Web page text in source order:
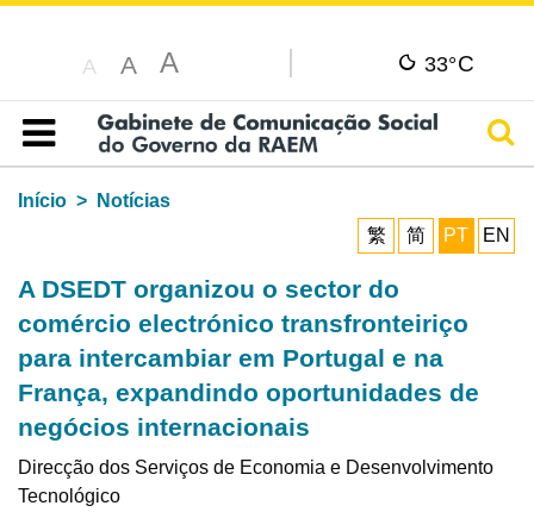
A A A 33°C
Índice
Início
Notícias
繁
简 PT EN
A DSEDT organizou o sector do
comércio electrónico transfronteiriço
para intercambiar em Portugal e na
França, expandindo oportunidades de
negócios internacionais
Direcção dos Serviços de Economia e Desenvolvimento
Tecnológico